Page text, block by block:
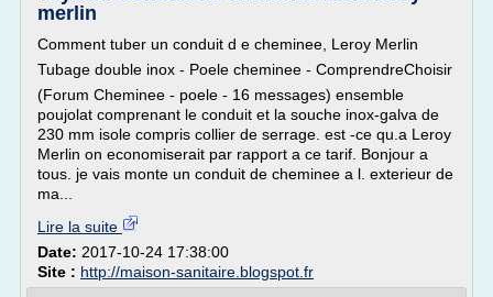
merlin
Comment tuber un conduit d e cheminee, Leroy Merlin
Tubage double inox - Poele cheminee - ComprendreChoisir
(Forum Cheminee - poele - 16 messages) ensemble
poujolat comprenant le conduit et la souche inox-galva de
230 mm isole compris collier de serrage. est -ce qu.a Leroy
Merlin on economiserait par rapport a ce tarif. Bonjour a
tous. je vais monte un conduit de cheminee a l. exterieur de
ma...
Lire la suite
Date: 2017-10-24 17:38:00
Site : http://maison-sanitaire.blogspot.fr